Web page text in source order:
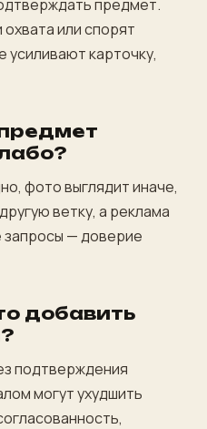
предмет.
или спорят
усиливают карточку,
фото выглядит иначе,
ветку, а реклама
— доверие
добавить
подтверждения
могут ухудшить